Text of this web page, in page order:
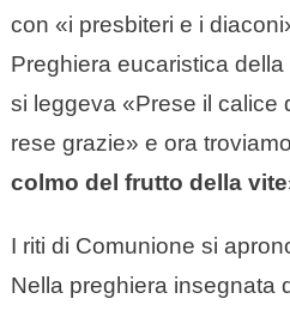
con «i presbiteri e i
Preghiera eucaristica
si leggeva «Prese il calice
rese grazie» e ora troviamo
colmo del frutto della
I riti di Comunione si
Nella preghiera insegnata